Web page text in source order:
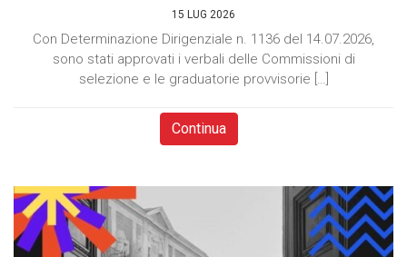
15 LUG 2026
Con Determinazione Dirigenziale n. 1136 del 14.07.2026,
sono stati approvati i verbali delle Commissioni di
selezione e le graduatorie provvisorie […]
Continua